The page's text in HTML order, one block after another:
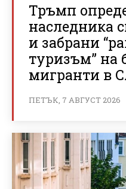
Тръмп
наследника
и забрани
туризъм” на
мигранти в
ПЕТЪК, 7 АВГУСТ 2026